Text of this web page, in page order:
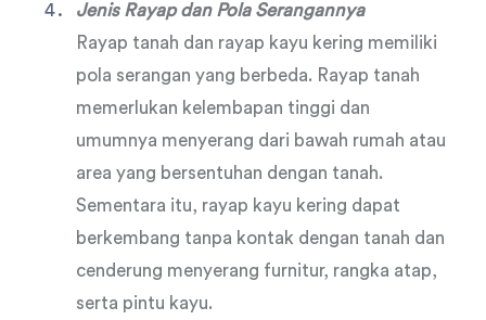
Jenis Rayap dan Pola Serangannya
Rayap tanah dan rayap kayu kering memiliki
pola serangan yang berbeda. Rayap tanah
memerlukan kelembapan tinggi dan
umumnya menyerang dari bawah rumah atau
area yang bersentuhan dengan tanah.
Sementara itu, rayap kayu kering dapat
berkembang tanpa kontak dengan tanah dan
cenderung menyerang furnitur, rangka atap,
serta pintu kayu.